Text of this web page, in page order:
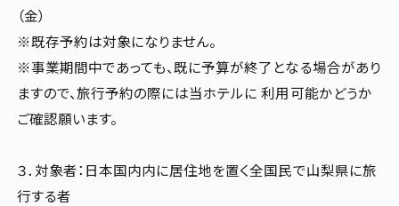
（金）
※既存予約は対象になりません。
※事業期間中であっても、既に予算が終了となる場合があり
ますので、旅行予約の際には当ホテルに 利用可能かどうか
ご確認願います。
３．対象者：日本国内内に居住地を置く全国民で山梨県に旅
行する者